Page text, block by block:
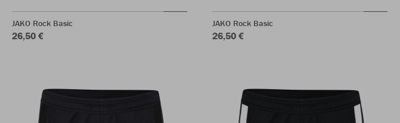
JAKO Rock Basic
26,50 €
JAKO Rock Basic
26,50 €